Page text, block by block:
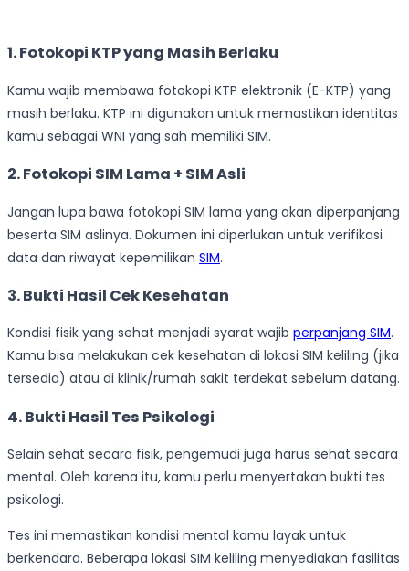
1. Fotokopi KTP yang Masih Berlaku
Kamu wajib membawa fotokopi KTP elektronik (E-KTP) yang
masih berlaku. KTP ini digunakan untuk memastikan identitas
kamu sebagai WNI yang sah memiliki SIM.
2. Fotokopi SIM Lama + SIM Asli
Jangan lupa bawa fotokopi SIM lama yang akan diperpanjang
beserta SIM aslinya. Dokumen ini diperlukan untuk verifikasi
data dan riwayat kepemilikan SIM.
3. Bukti Hasil Cek Kesehatan
Kondisi fisik yang sehat menjadi syarat wajib perpanjang SIM.
Kamu bisa melakukan cek kesehatan di lokasi SIM keliling (jika
tersedia) atau di klinik/rumah sakit terdekat sebelum datang.
4. Bukti Hasil Tes Psikologi
Selain sehat secara fisik, pengemudi juga harus sehat secara
mental. Oleh karena itu, kamu perlu menyertakan bukti tes
psikologi.
Tes ini memastikan kondisi mental kamu layak untuk
berkendara. Beberapa lokasi SIM keliling menyediakan fasilitas